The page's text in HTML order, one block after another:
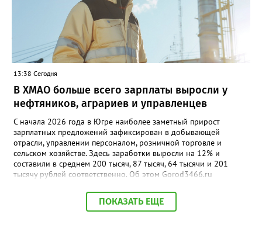
13:38 Сегодня
В ХМАО больше всего зарплаты выросли у
нефтяников, аграриев и управленцев
С начала 2026 года в Югре наиболее заметный прирост
зарплатных предложений зафиксирован в добывающей
отрасли, управлении персоналом, розничной торговле и
сельском хозяйстве. Здесь заработки выросли на 12% и
составили в среднем 200 тысяч, 87 тысяч, 64 тысячи и 201
тысячу рублей соответственно. Об этом Gorod3466.ru
также туризм, гостиничный и ресторанный бизнес (+11%, до
68,4 тыс. рублей), производство и сервисное обслуживание
ПОКАЗАТЬ ЕЩЕ